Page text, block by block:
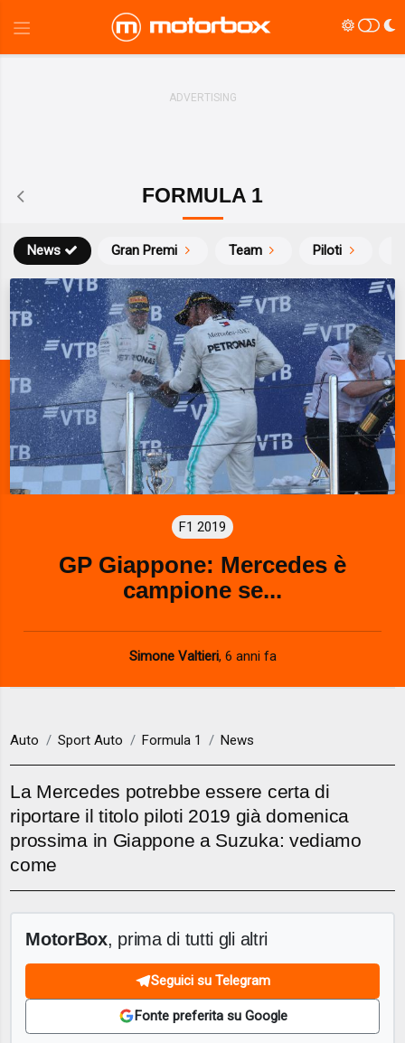
FORMULA 1
News Gran Premi Team Piloti
F1 2019
GP Giappone: Mercedes è
campione se...
Simone Valtieri, 6 anni fa
Auto Sport Auto Formula 1 News
La Mercedes potrebbe essere certa di
riportare il titolo piloti 2019 già domenica
prossima in Giappone a Suzuka: vediamo
come
MotorBox, prima di tutti gli altri
Seguici su Telegram
Fonte preferita su Google